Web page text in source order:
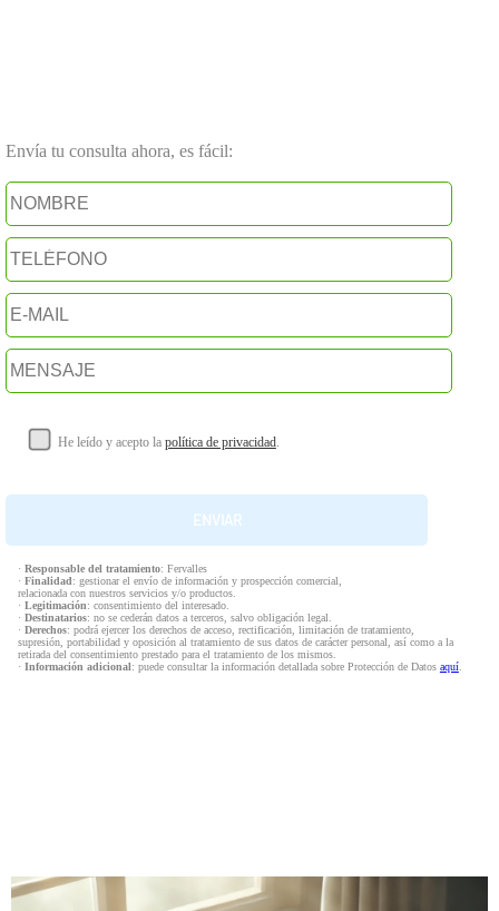
Envía tu consulta ahora, es fácil:
He leído y acepto la política de privacidad.
· Responsable del tratamiento: Fervalles
· Finalidad: gestionar el envío de información y prospección comercial,
relacionada con nuestros servicios y/o productos.
· Legitimación: consentimiento del interesado.
· Destinatarios: no se cederán datos a terceros, salvo obligación legal.
· Derechos: podrá ejercer los derechos de acceso, rectificación, limitación de tratamiento,
supresión, portabilidad y oposición al tratamiento de sus datos de carácter personal, así como a la
retirada del consentimiento prestado para el tratamiento de los mismos.
· Información adicional: puede consultar la información detallada sobre Protección de Datos aquí.